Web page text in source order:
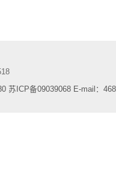
苏ICP备09039068 E-mail：